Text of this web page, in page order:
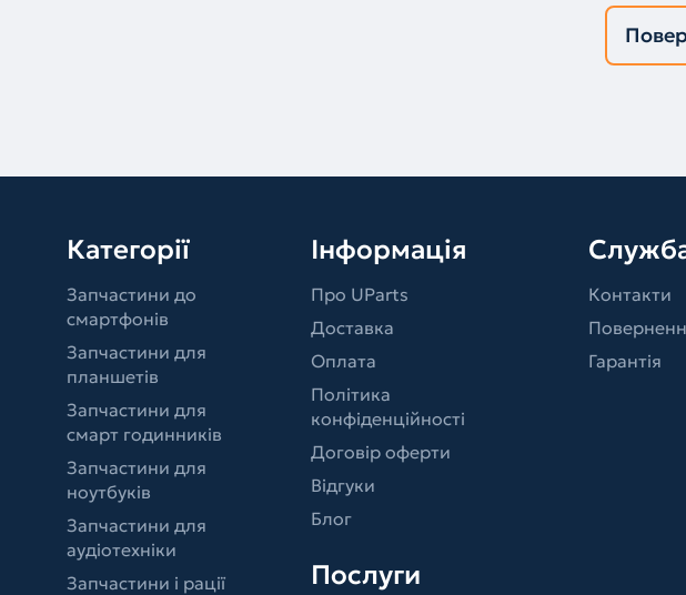
Категорії
Запчастини до
смартфонів
Запчастини для
планшетів
Запчастини для
смарт годинників
Запчастини для
ноутбуків
Запчастини для
аудіотехніки
Запчастини і рації
Інформація
Про UParts
Доставка
Оплата
Політика
конфіденційності
Договір оферти
Відгуки
Блог
Послуги
Контакти
Гарантія